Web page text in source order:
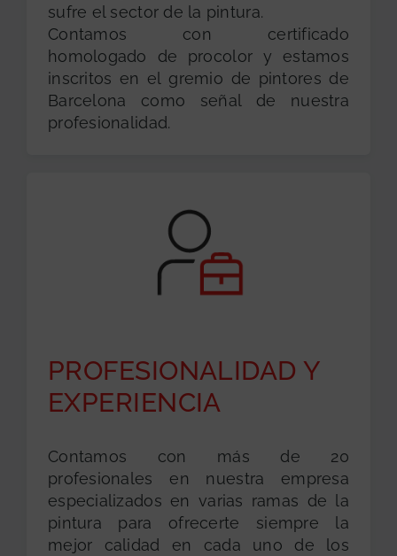
sufre el sector de la pintura.
Contamos con certificado
homologado de procolor y estamos
inscritos en el gremio de pintores de
Barcelona como señal de nuestra
profesionalidad.
PROFESIONALIDAD Y
EXPERIENCIA
Contamos con más de 20
profesionales en nuestra empresa
especializados en varias ramas de la
pintura para ofrecerte siempre la
mejor calidad en cada uno de los